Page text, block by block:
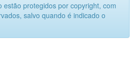
estão protegidos por copyright, com
salvo quando é indicado o